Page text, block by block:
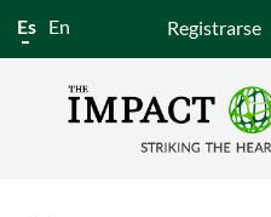
Es En Registrarse